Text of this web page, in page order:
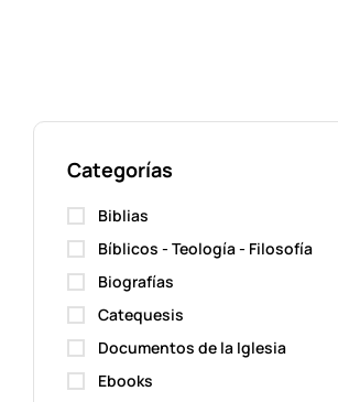
Categorías
Biblias
Bíblicos - Teología - Filosofía
Biografías
Catequesis
Documentos de la Iglesia
Ebooks